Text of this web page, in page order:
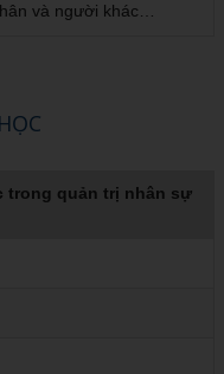
và người khác…
trong quản trị nhân sự